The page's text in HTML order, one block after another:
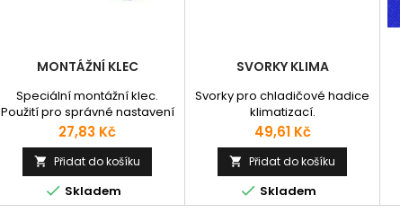
MONTÁŽNÍ KLEC
Speciální montážní klec.
Použití pro správné nastavení
svorek na hadici. Materiál -
plast.
Cena
27,83 Kč
 Přidat do košíku
 Skladem
SVORKY KLIMA
Svorky pro chladičové hadice
klimatizací.
Cena
49,61 Kč
 Přidat do košíku
 Skladem